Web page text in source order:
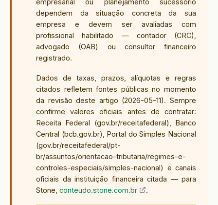
dependem da situação concreta da sua
empresa e devem ser avaliadas com
profissional habilitado — contador (CRC),
advogado (OAB) ou consultor financeiro
registrado.
Dados de taxas, prazos, alíquotas e regras
citados refletem fontes públicas no momento
da revisão deste artigo (2026-05-11). Sempre
confirme valores oficiais antes de contratar:
Receita Federal (gov.br/receitafederal), Banco
Central (bcb.gov.br), Portal do Simples Nacional
(gov.br/receitafederal/pt-
br/assuntos/orientacao-tributaria/regimes-e-
controles-especiais/simples-nacional) e canais
oficiais da instituição financeira citada — para
Stone, conteudo.stone.com.br .